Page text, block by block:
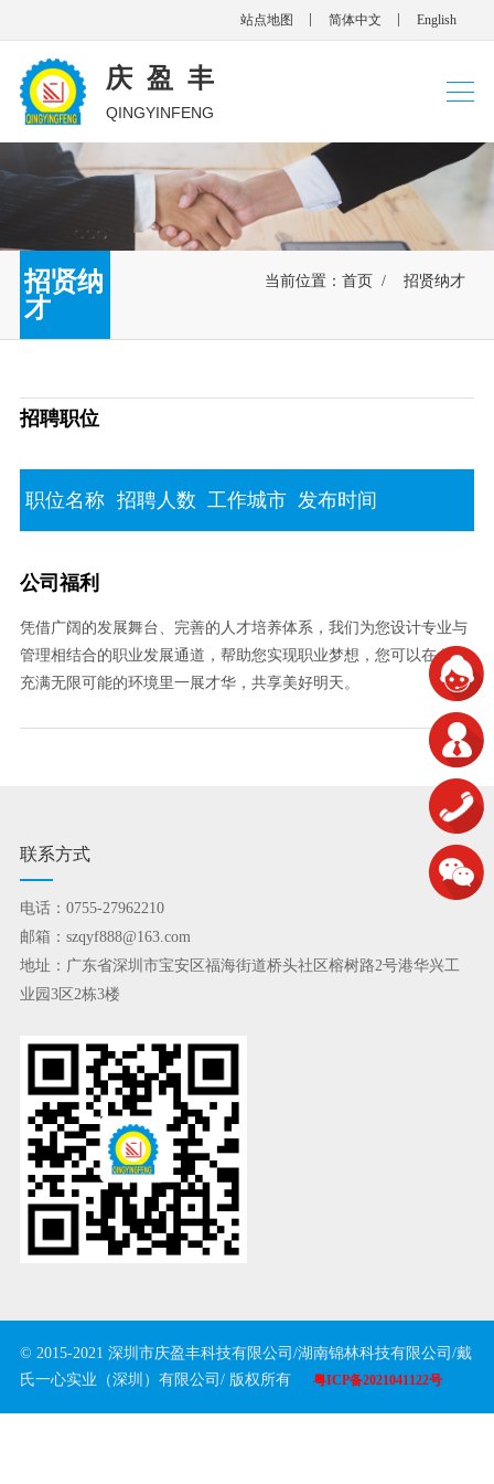
站点地图 简体中文 English
庆盈丰
QINGYINFENG
招贤纳
才
当前位置：首页 / 招贤纳才
招聘职位
职位名称 招聘人数 工作城市 发布时间
公司福利
凭借广阔的发展舞台、完善的人才培养体系，我们为您设计专业与
管理相结合的职业发展通道，帮助您实现职业梦想，您可以在 这个
充满无限可能的环境里一展才华，共享美好明天。
联系方式
电话：0755-27962210
邮箱：szqyf888@163.com
地址：广东省深圳市宝安区福海街道桥头社区榕树路2号港华兴工
业园3区2栋3楼
© 2015-2021 深圳市庆盈丰科技有限公司/湖南锦林科技有限公司/戴
氏一心实业（深圳）有限公司/ 版权所有 粤ICP备2021041122号